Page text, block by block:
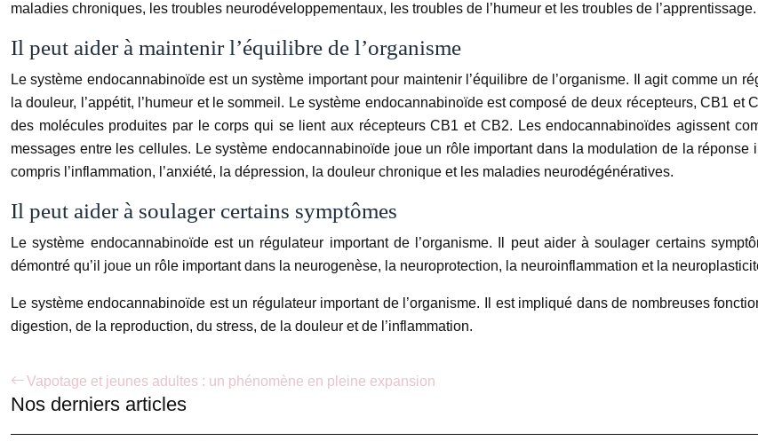
maladies chroniques, les troubles neurodéveloppementaux, les troubles de l’humeur et les troubles de l’apprentissage.
Il peut aider à maintenir l’équilibre de l’organisme
Le système endocannabinoïde est un système important pour maintenir l’équilibre de l’organisme. Il agit comme un
la douleur, l’appétit, l’humeur et le sommeil. Le système endocannabinoïde est composé de deux récepteurs, CB1
des molécules produites par le corps qui se lient aux récepteurs CB1 et CB2. Les endocannabinoïdes agissent
messages entre les cellules. Le système endocannabinoïde joue un rôle important dans la modulation de la
compris l’inflammation, l’anxiété, la dépression, la douleur chronique et les maladies neurodégénératives.
Il peut aider à soulager certains symptômes
Le système endocannabinoïde est un régulateur important de l’organisme. Il peut aider à soulager certains
démontré qu’il joue un rôle important dans la neurogenèse, la neuroprotection, la neuroinflammation et la
Le système endocannabinoïde est un régulateur important de l’organisme. Il est impliqué dans de nombreuses
digestion, de la reproduction, du stress, de la douleur et de l’inflammation.
Vapotage et jeunes adultes : un phénomène en pleine expansion
Nos derniers articles